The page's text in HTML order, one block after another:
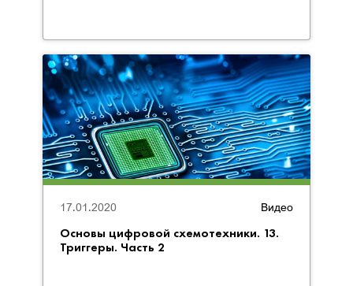
Видео
Основы цифровой схемотехники. 13.
Триггеры. Часть 2
17.01.2020